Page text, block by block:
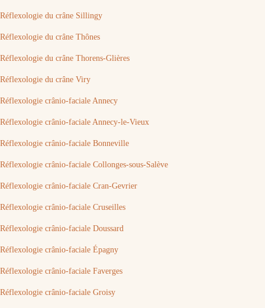
Réflexologie du crâne Sillingy
Réflexologie du crâne Thônes
Réflexologie du crâne Thorens-Glières
Réflexologie du crâne Viry
Réflexologie crânio-faciale Annecy
Réflexologie crânio-faciale Annecy-le-Vieux
Réflexologie crânio-faciale Bonneville
Réflexologie crânio-faciale Collonges-sous-Salève
Réflexologie crânio-faciale Cran-Gevrier
Réflexologie crânio-faciale Cruseilles
Réflexologie crânio-faciale Doussard
Réflexologie crânio-faciale Épagny
Réflexologie crânio-faciale Faverges
Réflexologie crânio-faciale Groisy